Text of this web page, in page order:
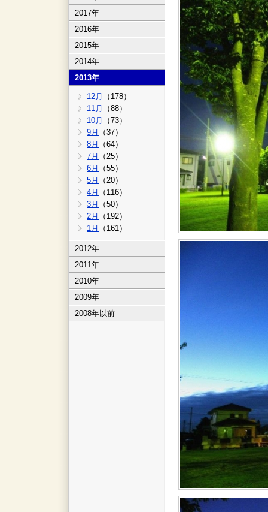
2017年
2016年
2015年
2014年
2013年
12月
（178）
11月
（88）
10月
（73）
9月
（37）
8月
（64）
7月
（25）
6月
（55）
5月
（20）
4月
（116）
3月
（50）
2月
（192）
1月
（161）
2012年
2011年
2010年
2009年
2008年以前